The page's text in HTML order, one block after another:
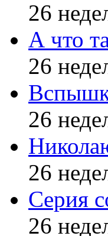
26
А что
26
26
26
Серия
26